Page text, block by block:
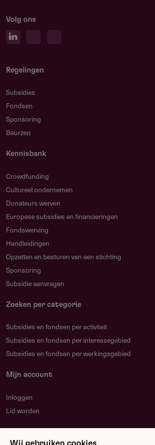
Financieringsprogramma
Contact
MDIF (Media Development Investment
37 West 20th Street, Suite 801
NY 10011
Verenigde Staten
Volg ons
Regelingen
Subsidies
Fondsen
Sponsoring
Beurzen
Kennisbank
Crowdfunding
Cultureel ondernemen
Donateurs werven
Europese subsidies en financieringen
Fondswerving
Handleidingen
Opzetten en besturen van een stichting
Sponsoring
Subsidie aanvragen
Zoeken per categorie
Subsidies en fondsen per activiteit
Subsidies en fondsen per interessegebied
Subsidies en fondsen per werkingsgebied
Mijn account
Inloggen
Lid worden